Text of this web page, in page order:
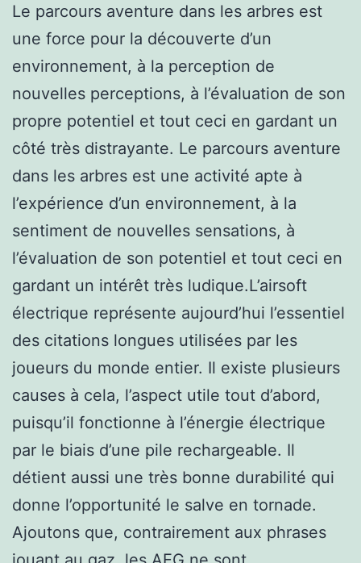
Le parcours aventure dans les arbres est
une force pour la découverte d’un
environnement, à la perception de
nouvelles perceptions, à l’évaluation de son
propre potentiel et tout ceci en gardant un
côté très distrayante. Le parcours aventure
dans les arbres est une activité apte à
l’expérience d’un environnement, à la
sentiment de nouvelles sensations, à
l’évaluation de son potentiel et tout ceci en
gardant un intérêt très ludique.L’airsoft
électrique représente aujourd’hui l’essentiel
des citations longues utilisées par les
joueurs du monde entier. Il existe plusieurs
causes à cela, l’aspect utile tout d’abord,
puisqu’il fonctionne à l’énergie électrique
par le biais d’une pile rechargeable. Il
détient aussi une très bonne durabilité qui
donne l’opportunité le salve en tornade.
Ajoutons que, contrairement aux phrases